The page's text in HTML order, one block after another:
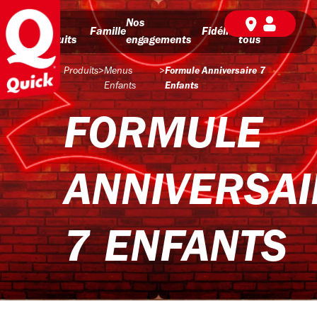
Nos
produits
Famille
Nos
engagements
Fidélité
BD pour
tous
Produits>Menus
Enfants
>Formule Anniversaire 7
Enfants
FORMULE
7 ENFANTS